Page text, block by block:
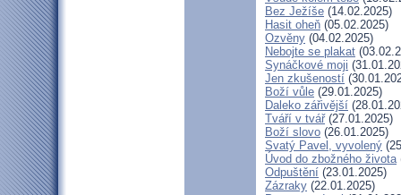
Bez Ježíše (14.02.2025)
Hasit oheň (05.02.2025)
Ozvěny (04.02.2025)
Nebojte se plakat
Synáčkové moji
Jen zkušeností
Boží vůle (29.01.2025)
Daleko zářivější
Tváří v tvář(27.01.2025)
Boží slovo (26.01.2025)
Svatý Pavel, vyvolený
Úvod do zbožného života
Odpuštění (23.01.2025)
Zázraky (22.01.2025)